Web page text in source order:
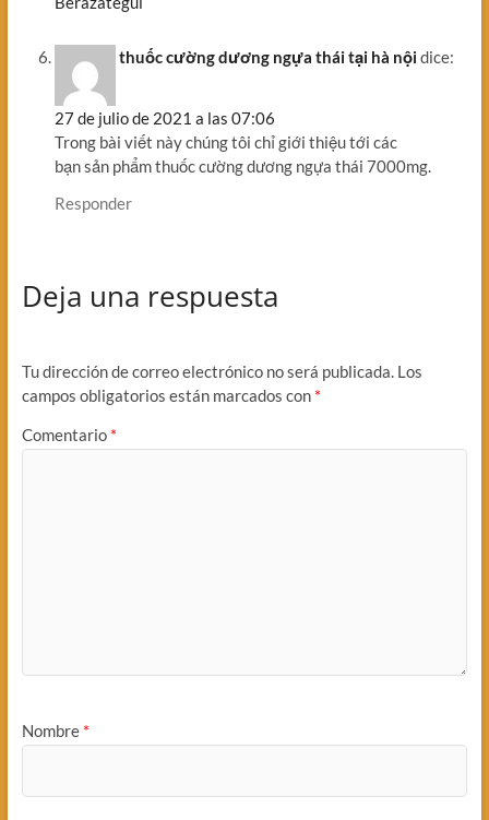
thuốc cường dương ngựa thái tại hà nộidice:
27 de julio de 2021 a las 07:06
Trong bài viết này chúng tôi chỉ giới thiệu tới các
bạn sản phẩm thuốc cường dương ngựa thái 7000mg.
Responder
Deja una respuesta
Tu dirección de correo electrónico no será publicada. Los
campos obligatorios están marcados con *
Comentario *
Nombre *